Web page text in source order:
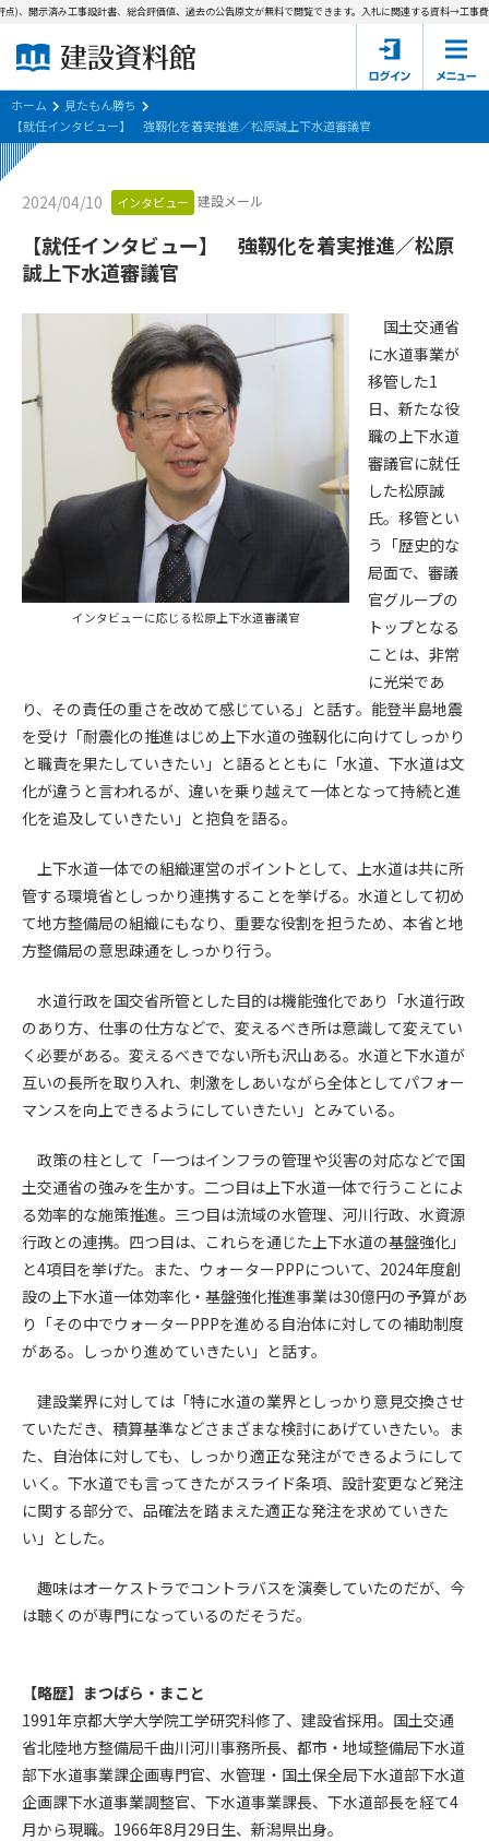
建設資料館とは
東京都の入札資料
国土交通省の入札資料
見たもん勝ち
会員登録について
サポーター会員一覧
会社概要
個人情報保護方針
会員規約
開示済み工事設計書、総合評価値、過去の公告原文が無料で閲覧できます。入札に関連する資料→工事費内
ホーム
見たもん勝ち
【就任インタビュー】 強靱化を着実推進／松原誠上下水道審議官
2024/04/10 インタビュー 建設メール
【就任インタビュー】 強靱化を着実推進／松原
誠上下水道審議官
インタビューに応じる松原上下水道審議官
国土交通省
に水道事業が
移管した1
日、新たな役
職の上下水道
審議官に就任
した松原誠
氏。移管とい
う「歴史的な
局面で、審議
官グループの
トップとなる
ことは、非常
に光栄であ
り、その責任の重さを改めて感じている」と話す。能登半島地震
を受け「耐震化の推進はじめ上下水道の強靱化に向けてしっかり
と職責を果たしていきたい」と語るとともに「水道、下水道は文
化が違うと言われるが、違いを乗り越えて一体となって持続と進
化を追及していきたい」と抱負を語る。
上下水道一体での組織運営のポイントとして、上水道は共に所
管する環境省としっかり連携することを挙げる。水道として初め
て地方整備局の組織にもなり、重要な役割を担うため、本省と地
方整備局の意思疎通をしっかり行う。
水道行政を国交省所管とした目的は機能強化であり「水道行政
のあり方、仕事の仕方などで、変えるべき所は意識して変えてい
く必要がある。変えるべきでない所も沢山ある。水道と下水道が
互いの長所を取り入れ、刺激をしあいながら全体としてパフォー
マンスを向上できるようにしていきたい」とみている。
政策の柱として「一つはインフラの管理や災害の対応などで国
土交通省の強みを生かす。二つ目は上下水道一体で行うことによ
る効率的な施策推進。三つ目は流域の水管理、河川行政、水資源
行政との連携。四つ目は、これらを通じた上下水道の基盤強化」
と4項目を挙げた。また、ウォーターPPPについて、2024年度創
設の上下水道一体効率化・基盤強化推進事業は30億円の予算があ
り「その中でウォーターPPPを進める自治体に対しての補助制度
がある。しっかり進めていきたい」と話す。
建設業界に対しては「特に水道の業界としっかり意見交換させ
ていただき、積算基準などさまざまな検討にあげていきたい。ま
た、自治体に対しても、しっかり適正な発注ができるようにして
いく。下水道でも言ってきたがスライド条項、設計変更など発注
に関する部分で、品確法を踏まえた適正な発注を求めていきた
い」とした。
趣味はオーケストラでコントラバスを演奏していたのだが、今
は聴くのが専門になっているのだそうだ。
【略歴】まつばら・まこと
1991年京都大学大学院工学研究科修了、建設省採用。国土交通
省北陸地方整備局千曲川河川事務所長、都市・地域整備局下水道
部下水道事業課企画専門官、水管理・国土保全局下水道部下水道
企画課下水道事業調整官、下水道事業課長、下水道部長を経て4
月から現職。1966年8月29日生、新潟県出身。
第1条（規約の目的）
会員サービスの利用条件等について定めるものです。
2. 管理者が建設資料館WEB上で随時掲載するルールは本規約の
一部を構成するものとします。
第2条（規約の変更）
本規約は、会員の了承を得ることなく、随時変更されることが
あります。変更内容は、建設資料館WEB上に表示した時点で直
ちに全ての会員が了承したものとみなします。
第4条（会員審査および資格の取り消し）
会員とは、本規約を承諾の上、所定の会員申込手続きを完了
後、管理者がこれを承認した者をいいます。
1. 管理者は前条により審査の結果、会員申込みをした者が以下
の何れかの項目に該当することがわかった場合、その者の会
員としての権限を承認しないことがあります。
(1) 会員申し込みをした者が実在しなかった場合
(2) 本規約に違反した場合/li>
(3) 会員申し込みの際、申告事項に虚偽があった場合
(4) 会員申込者が管理者所定の手続き通りに会員申込手続き処
(5) その他管理者が会員とすることを不適当と判断した場合
2. 管理者は承認後であっても承認した会員が前項の何れかに該
当することが判明した場合、会員資格を取り消すことがあり
ます。
1. 会員は申込の際に管理者が発行したIDおよびパスワードの使
用および管理について責任を負うものとします。
2. 会員は、自己のIDおよびパスワードを、貸与、譲渡、売買、
その他形態を問わず、第三者に利用させることはできませ
ん。
第三者（他の会員を含む）の使用等による損害について責任
を負うものとし、管理者は一切責任を負いません。
第6条（会員の禁止事項）
1. 会員は建設資料館WEB上で以下の行為をしないものとしま
す。
(1) 第三者または管理者の著作権、その他知的所有権を侵害す
る行為
(2) 第三者または管理者の財産、プライバシー等を侵害する行
(3) 第三者または管理者を誹謗中傷する行為
(4) 有害なコンピュータプログラム等を送信又は書き込む行為
(5) 第三者に不利益を与える行為
(6) 管理者が承認していない営利を目的とした行為
(7) 公序良俗に反する行為
(8) 犯罪的行為に結びつく行為
(10) 建設資料館から知り得た情報及びダウンロードした情報
を、営利を目的として第三者に転売し、または転売のため
管理者は、会員が登録した内容が以下に該当する、またはその
恐れのあるものは、会員の承諾なく削除できるものとします。
(1) 登録されている情報が、第6条の定める禁止事項に該当する
と管理者が、判断した場合
(2) 建設資料館の運営および保守管理上、必要と判断した場合
(3) 広告掲載料金の支払が遅延した場合